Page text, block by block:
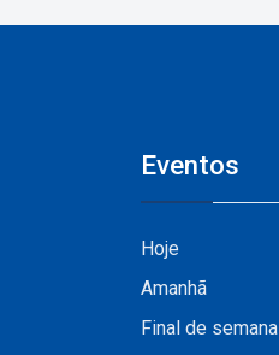
Vale do Pinhão
Eventos
Hoje
Amanhã
Final de semana